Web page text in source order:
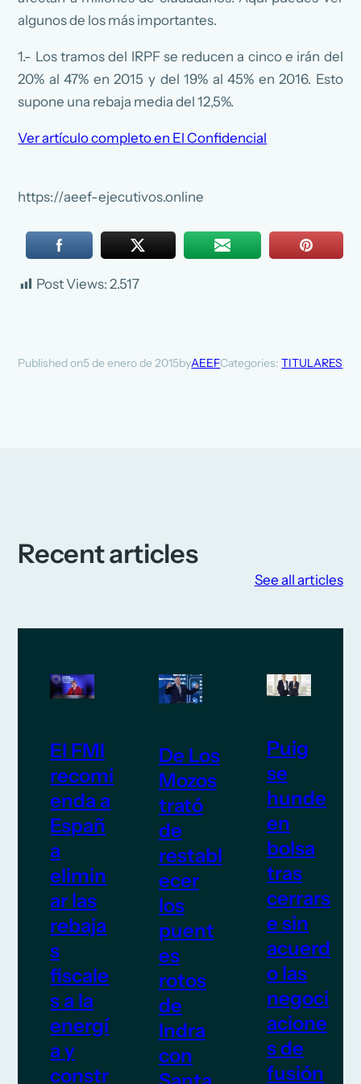
algunos de los más importantes.
1.- Los tramos del IRPF se reducen a cinco e irán del
20% al 47% en 2015 y del 19% al 45% en 2016. Esto
supone una rebaja media del 12,5%.
Ver artículo completo en El Confidencial
https://aeef-ejecutivos.online
Post Views: 2.517
Published on5 de enero de 2015byAEEFCategories:TITULARES
Recent articles
See all articles
El FMI
recomi
enda a
Españ
a
elimin
ar las
rebaja
s
fiscale
s a la
energí
a y
constr
De Los
Mozos
trató
de
restabl
ecer
los
puent
es
rotos
de
Indra
con
Puig
se
hunde
en
bolsa
tras
cerrars
e sin
acuerd
o las
negoci
acione
s de
fusión